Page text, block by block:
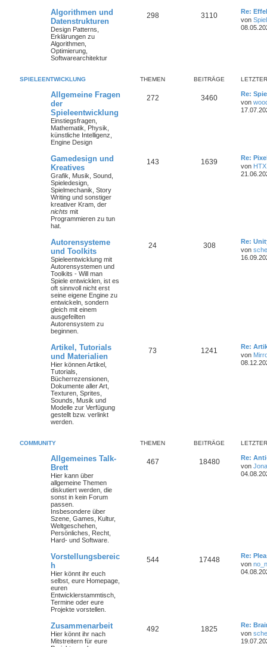
Algorithmen und
Datenstrukturen
Design Patterns,
Erklärungen zu
Algorithmen,
Optimierung,
Softwarearchitektur
298 3110
Re:
von
SPIELEENTWICKLUNG THEMEN BEITRÄGE
Allgemeine Fragen
der
Spieleentwicklung
Einstiegsfragen,
Mathematik, Physik,
künstliche Intelligenz,
Engine Design
272 3460
Re:
von
Gamedesign und
Kreatives
Grafik, Musik, Sound,
Spieledesign,
Spielmechanik, Story
Writing und sonstiger
kreativer Kram, der
nichts mit
Programmieren zu tun
hat.
143 1639
Re:
von HTX
Autorensysteme
und Toolkits
Spieleentwicklung mit
Autorensystemen und
Toolkits - Will man
Spiele entwicklen, ist es
oft sinnvoll nicht erst
seine eigene Engine zu
entwickeln, sondern
gleich mit einem
ausgefeilten
Autorensystem zu
beginnen.
24 308
Re:
von
Artikel, Tutorials
und Materialien
Hier können Artikel,
Tutorials,
Bücherrezensionen,
Dokumente aller Art,
Texturen, Sprites,
Sounds, Musik und
Modelle zur Verfügung
gestellt bzw. verlinkt
werden.
73 1241
Re:
von
COMMUNITY THEMEN BEITRÄGE
Allgemeines Talk-
Brett
Hier kann über
allgemeine Themen
diskutiert werden, die
sonst in kein Forum
passen.
Insbesondere über
Szene, Games, Kultur,
Weltgeschehen,
Persönliches, Recht,
Hard- und Software.
467 18480
Re:
von
Vorstellungsbereic
h
Hier könnt ihr euch
selbst, eure Homepage,
euren
Entwicklerstammtisch,
Termine oder eure
Projekte vorstellen.
544 17448
Re:
von
Zusammenarbeit
Hier könnt ihr nach
Mitstreitern für eure
492 1825
Re:
von